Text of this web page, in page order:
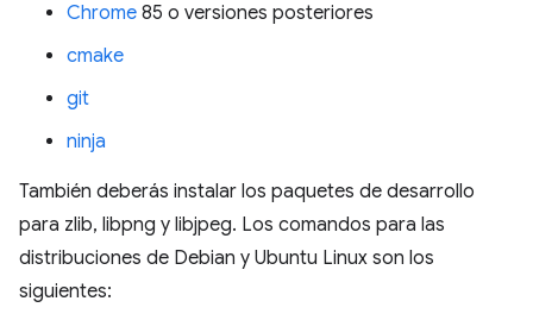
Chrome 85 o versiones posteriores
cmake
git
ninja
También deberás instalar los paquetes de desarrollo
para zlib, libpng y libjpeg. Los comandos para las
distribuciones de Debian y Ubuntu Linux son los
siguientes: